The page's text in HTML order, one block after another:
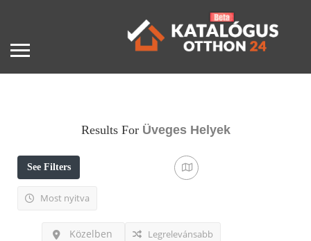
Results For Üveges Helyek
See Filters
Most nyitva
Közelben Legrelevánsabb